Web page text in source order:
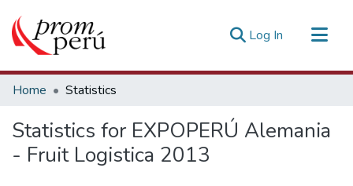
Log In (current)
Communities & Collections
Estadísticas Externas
Home Statistics
Statistics for EXPOPERÚ Alemania
- Fruit Logistica 2013